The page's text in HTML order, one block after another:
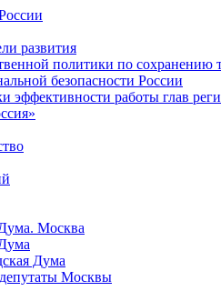
развития
политики по сохранению
безопасности России
эффективности работы глав
Москва
Дума
Москвы